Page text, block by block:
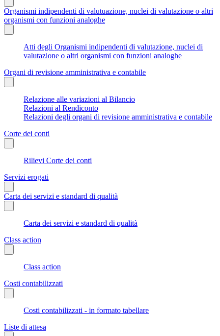
Organismi indipendenti di valutuazione, nuclei di valutazione o altri
organismi con funzioni analoghe
Atti degli Organismi indipendenti di valutazione, nuclei di
valutazione o altri organismi con funzioni analoghe
Organi di revisione amministrativa e contabile
Relazione alle variazioni al Bilancio
Relazioni al Rendiconto
Relazioni degli organi di revisione amministrativa e contabile
Corte dei conti
Rilievi Corte dei conti
Servizi erogati
Carta dei servizi e standard di qualità
Carta dei servizi e standard di qualità
Class action
Class action
Costi contabilizzati
Costi contabilizzati - in formato tabellare
Liste di attesa